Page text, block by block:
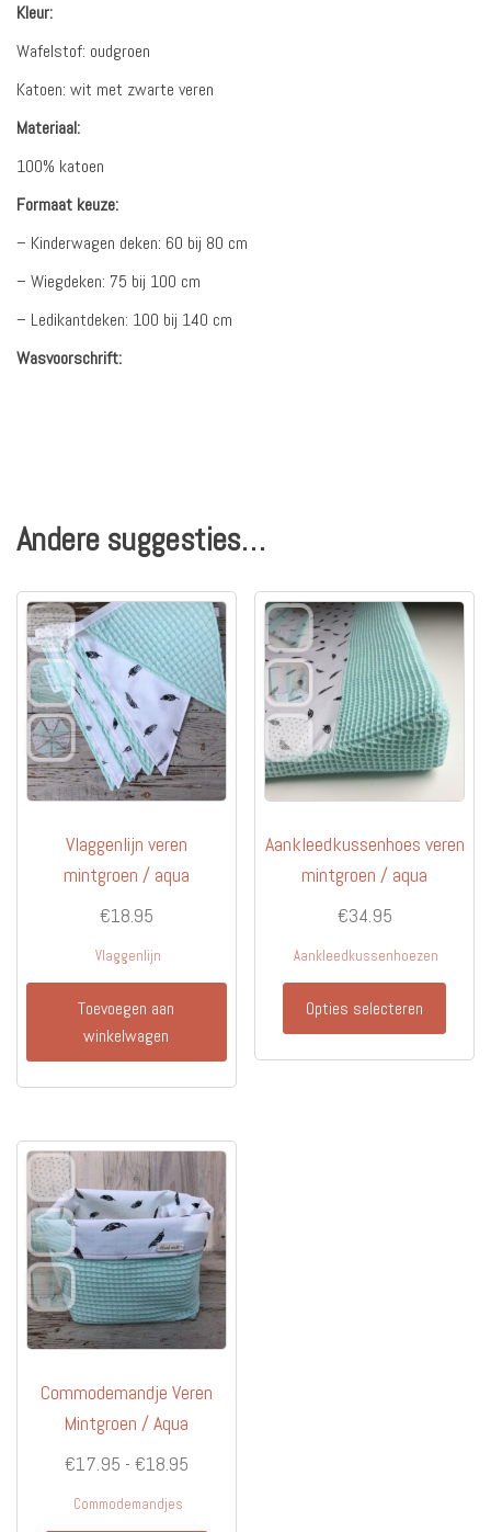
Kleur:
Wafelstof: oudgroen
Katoen: wit met zwarte veren
Materiaal:
100% katoen
Formaat keuze:
– Kinderwagen deken: 60 bij 80 cm
– Wiegdeken: 75 bij 100 cm
– Ledikantdeken: 100 bij 140 cm
Wasvoorschrift:
Andere suggesties…
Vlaggenlijn veren
mintgroen / aqua
€18.95
Vlaggenlijn
Toevoegen aan
winkelwagen
Aankleedkussenhoes veren
mintgroen / aqua
€34.95
Aankleedkussenhoezen
Opties selecteren
Dit
Commodemandje Veren
Mintgroen / Aqua
€17.95 - €18.95Prijsklasse:
Commodemandjes